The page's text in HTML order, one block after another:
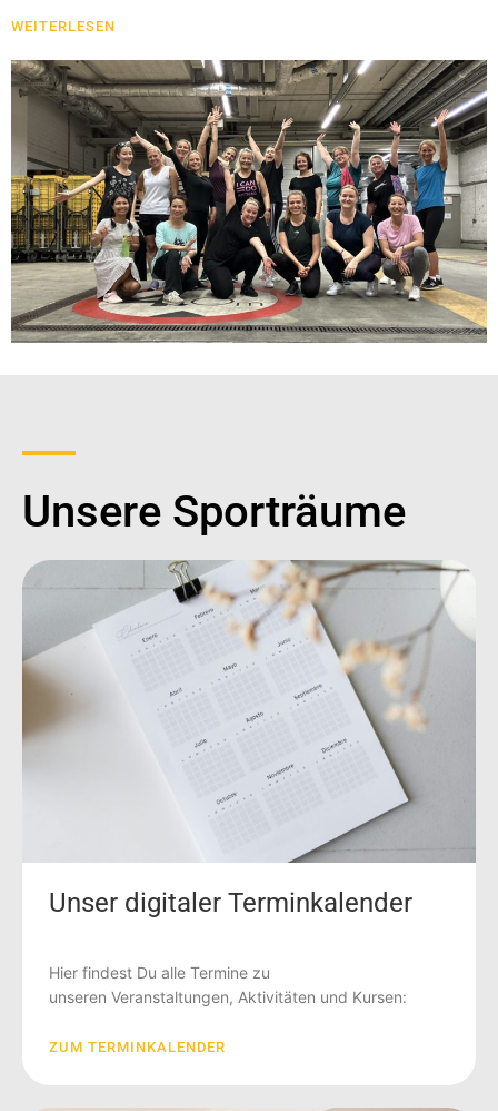
WEITERLESEN
Unsere Sporträume
Unser digitaler Terminkalender
Hier findest Du alle Termine zu
unseren Veranstaltungen, Aktivitäten und Kursen:
ZUM TERMINKALENDER